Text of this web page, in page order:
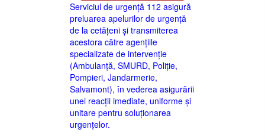
Serviciul de urgență 112 asigură
preluarea apelurilor de urgență
de la cetățeni și transmiterea
acestora către agențiile
specializate de intervenție
(Ambulanță, SMURD, Poliție,
Pompieri, Jandarmerie,
Salvamont), în vederea asigurării
unei reacții imediate, uniforme și
unitare pentru soluționarea
urgențelor.